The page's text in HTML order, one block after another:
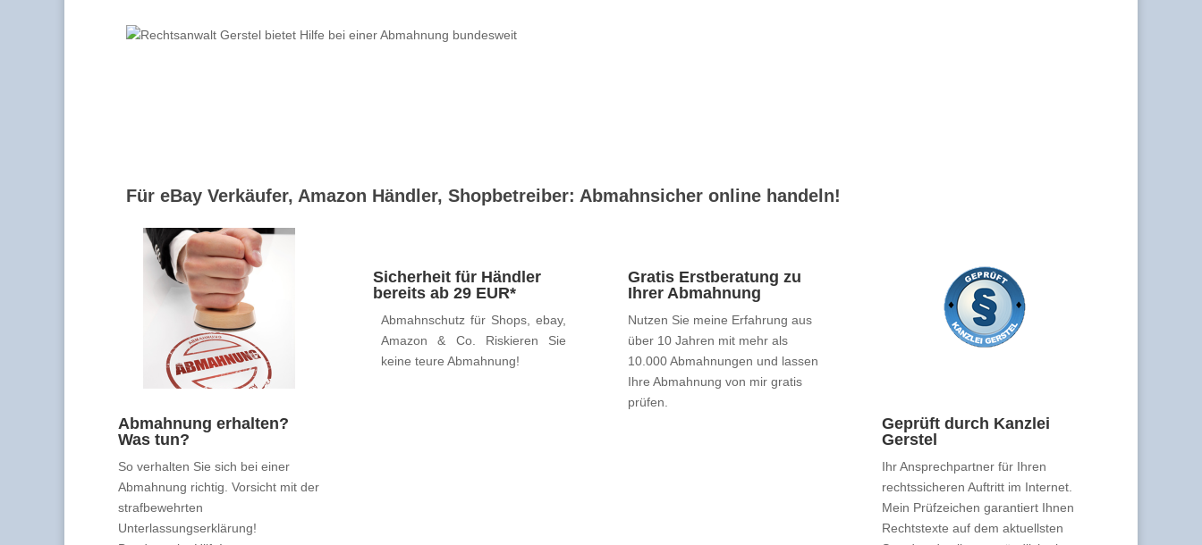
Für eBay Verkäufer, Amazon Händler, Shopbetreiber: Abmahnsicher online handeln!
Abmahnung erhalten?
Was tun?
So verhalten Sie sich bei einer
Abmahnung richtig. Vorsicht mit der
strafbewehrten
Unterlassungserklärung!
Sicherheit für Händler
bereits ab 29 EUR*
Abmahnschutz für Shops, ebay,
Amazon & Co. Riskieren Sie
keine teure Abmahnung!
Gratis Erstberatung zu
Ihrer Abmahnung
Nutzen Sie meine Erfahrung aus
über 10 Jahren mit mehr als
10.000 Abmahnungen und lassen
Ihre Abmahnung von mir gratis
prüfen.
Geprüft durch Kanzlei
Gerstel
Ihr Ansprechpartner für Ihren
rechtssicheren Auftritt im Internet.
Mein Prüfzeichen garantiert Ihnen
Rechtstexte auf dem aktuellsten